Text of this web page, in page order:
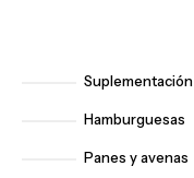
Suplementación
Hamburguesas
Panes y avenas